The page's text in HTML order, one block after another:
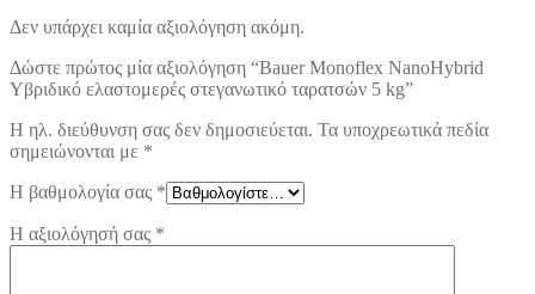
Δεν υπάρχει καμία αξιολόγηση ακόμη.
Δώστε πρώτος μία αξιολόγηση “Bauer Monoflex NanoHybrid
Υβριδικό ελαστομερές στεγανωτικό ταρατσών 5 kg”
Η ηλ. διεύθυνση σας δεν δημοσιεύεται. Τα υποχρεωτικά πεδία
σημειώνονται με *
Η βαθμολογία σας *
Η αξιολόγησή σας *